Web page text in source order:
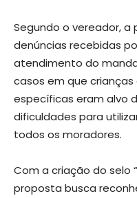
Segundo o vereador,
denúncias recebidas
atendimento do
casos em que
específicas eram alvo
dificuldades para
todos os moradores.
Com a criação do selo
proposta busca